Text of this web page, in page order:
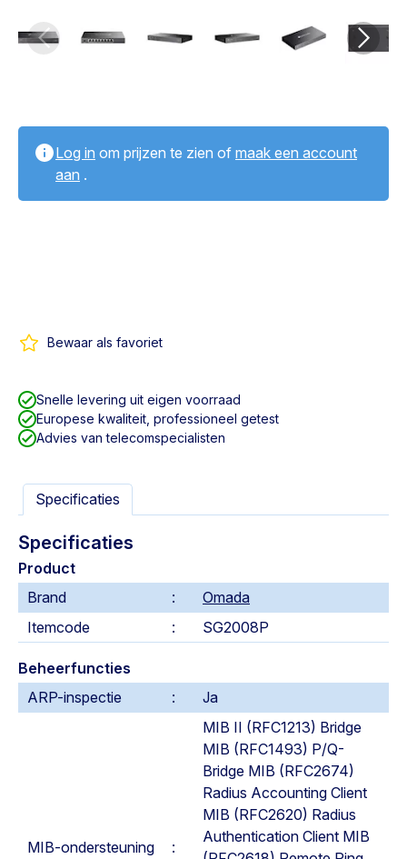
Log in om prijzen te zien of maak een account
aan .
Bewaar als favoriet
Snelle levering uit eigen voorraad
Europese kwaliteit, professioneel getest
Advies van telecomspecialisten
Specificaties
Specificaties
Product
Brand
Omada
Itemcode
SG2008P
Beheerfuncties
ARP-inspectie
Ja
MIB-ondersteuning
MIB II (RFC1213) Bridge
MIB (RFC1493) P/Q-
Bridge MIB (RFC2674)
Radius Accounting Client
MIB (RFC2620) Radius
Authentication Client MIB